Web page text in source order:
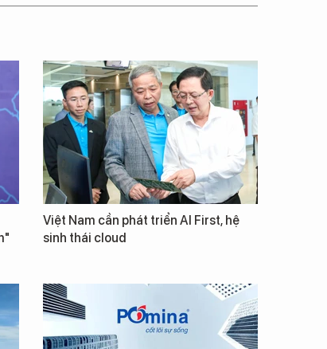
Việt Nam cần phát triển AI First, hệ
sinh thái cloud